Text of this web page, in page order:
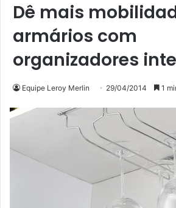
Dê mais
armários com
organizadores
Equipe Leroy Merlin 29/04/2014 1